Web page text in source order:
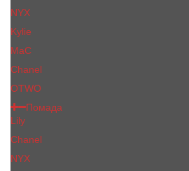
NYX
Kylie
MaC
Сhanеl
OTWO
Помада
Lily
Chanel
NYX